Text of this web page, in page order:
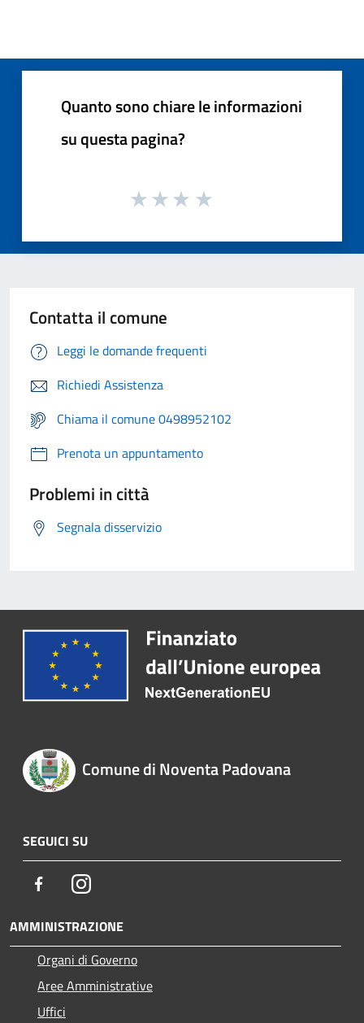
Quanto sono chiare le informazioni
su questa pagina?
Contatta il comune
Leggi le domande frequenti
Richiedi Assistenza
Chiama il comune 0498952102
Prenota un appuntamento
Problemi in città
Segnala disservizio
Comune di Noventa Padovana
SEGUICI SU
FacebookInstagram
AMMINISTRAZIONE
Organi di Governo
Aree Amministrative
Uffici